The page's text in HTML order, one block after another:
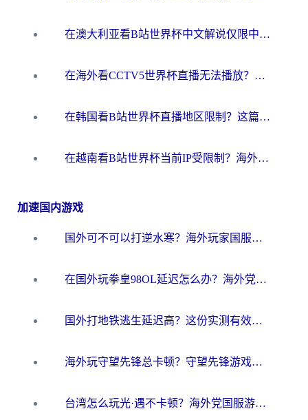
在澳大利亚看B站世界杯中文解说仅限中国大陆？这篇指南帮你打破限制看遍赛事
在海外看CCTV5世界杯直播无法播放？这篇指南让你和国内球迷同步呐喊
在韩国看B站世界杯直播地区限制？这篇指南让你告别“当前地区不可播放”
在越南看B站世界杯当前IP受限制？海外党体育观赛终极指南来了
加速国内游戏
国外可不可以打逆水寒？海外玩家国服畅玩终极指南（附漫威荒野乱斗加速方案）
在国外玩拳皇98OL延迟怎么办？海外党亲测有效的低延迟指南
国外打地铁逃生延迟高？这份实测有效的低延迟指南帮你吃鸡
海外玩守望先锋总卡顿？守望先锋游戏加速器在哪里买&避坑指南（附欧洲非洲游戏实测）
台湾怎么玩光·遇不卡顿？海外党国服游戏加速终极攻略（附实测体验）